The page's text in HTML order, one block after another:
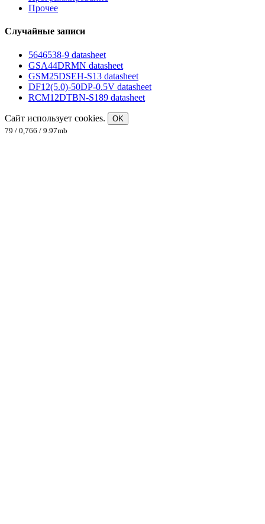
Прочее
Случайные записи
5646538-9 datasheet
GSA44DRMN datasheet
GSM25DSEH-S13 datasheet
DF12(5.0)-50DP-0.5V datasheet
RCM12DTBN-S189 datasheet
Сайт использует cookies.
OK
79 / 0,766 / 9.97mb